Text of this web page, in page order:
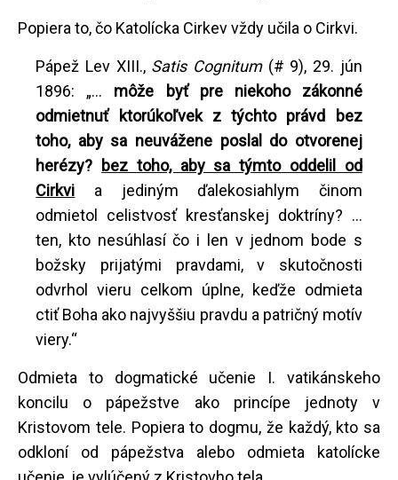
Popiera to, čo Katolícka Cirkev vždy učila o Cirkvi.
Pápež Lev XIII., Satis Cognitum(# 9), 29. jún
1896: „... môže byť pre niekoho zákonné
odmietnuť ktorúkoľvek z týchto právd bez
toho, aby sa neuvážene poslal do otvorenej
herézy? bez toho, aby sa týmto oddelil od
Cirkvi a jediným ďalekosiahlym činom
odmietol celistvosť kresťanskej doktríny? ...
ten, kto nesúhlasí čo i len v jednom bode s
božsky prijatými pravdami, v skutočnosti
odvrhol vieru celkom úplne, keďže odmieta
ctiť Boha ako najvyššiu pravdu a patričný motív
viery.“
Odmieta to dogmatické učenie I. vatikánskeho
koncilu o pápežstve ako princípe jednoty v
Kristovom tele. Popiera to dogmu, že každý, kto sa
odkloní od pápežstva alebo odmieta katolícke